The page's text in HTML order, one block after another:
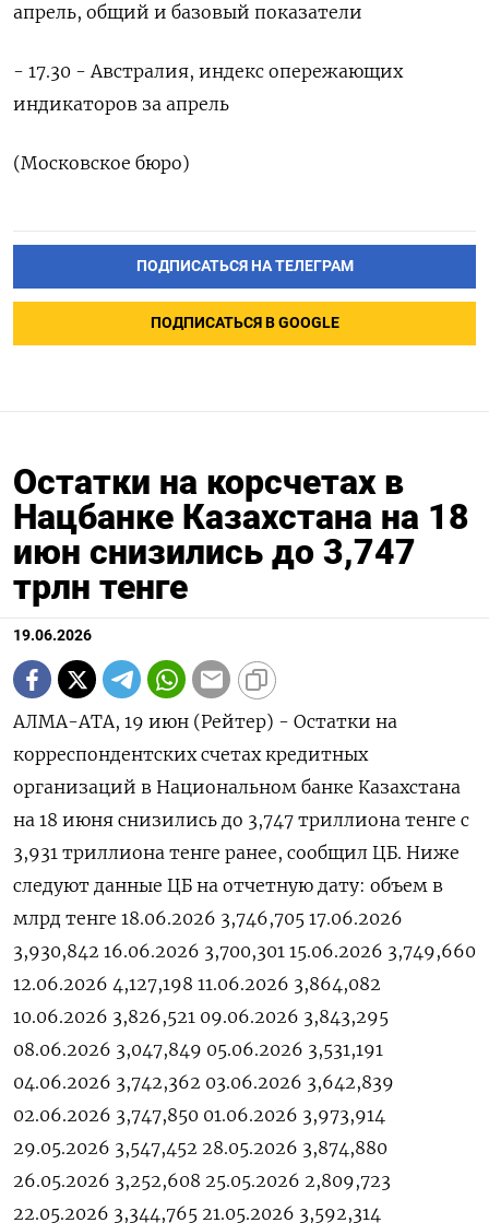
апрель, общий и базовый ​показатели
- 17.30 - Австралия, индекс опережающих
‌индикаторов за апрель
(Московское бюро)
ПОДПИСАТЬСЯ НА ТЕЛЕГРАМ
ПОДПИСАТЬСЯ В GOOGLE
Остатки на корсчетах в
Нацбанке Казахстана на 18
июн снизились до 3,747
трлн тенге
19.06.2026
АЛМА-АТА, 19 июн (Рейтер) - ‌Остатки ​на
корреспондентских счетах ​кредитных ​
организаций ⁠в ‌Национальном ‌банке Казахстана ​
на 18 ‌июня ​снизились до ‌3,747 триллиона тенге ​с ​
3,931 ‌триллиона тенге ​ранее, сообщил ЦБ. Ниже
следуют ​данные ⁠ЦБ на ‌отчетную ‌дату: объем в
млрд ​тенге 18.06.2026 3,746,705 17.06.2026
3,930,842 16.06.2026 3,700,301 15.06.2026 3,749,660
12.06.2026 4,127,198 11.06.2026 3,864,082
10.06.2026 3,826,521 09.06.2026 3,843,295
08.06.2026 3,047,849 05.06.2026 3,531,191
04.06.2026 3,742,362 03.06.2026 3,642,839
02.06.2026 3,747,850 01.06.2026 3,973,914
29.05.2026 3,547,452 28.05.2026 3,874,880
26.05.2026 3,252,608 25.05.2026 2,809,723
22.05.2026 3,344,765 21.05.2026 3,592,314